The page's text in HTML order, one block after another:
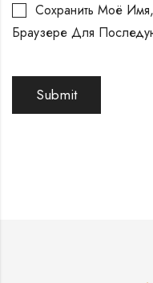
Сохранить Моё
Браузере Для